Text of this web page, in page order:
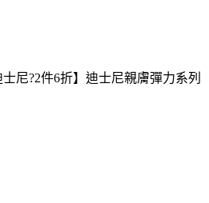
尼?2件6折】迪士尼親膚彈力系列